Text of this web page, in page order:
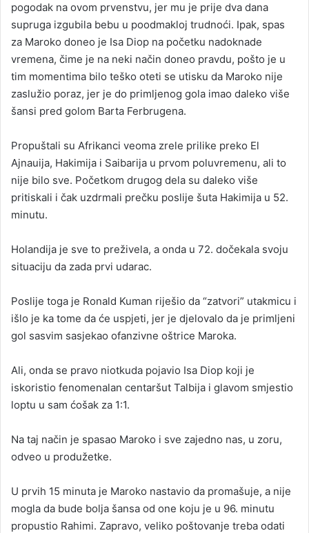
pogodak na ovom prvenstvu, jer mu je prije dva dana
supruga izgubila bebu u poodmakloj trudnoći. Ipak, spas
za Maroko doneo je Isa Diop na početku nadoknade
vremena, čime je na neki način doneo pravdu, pošto je u
tim momentima bilo teško oteti se utisku da Maroko nije
zaslužio poraz, jer je do primljenog gola imao daleko više
šansi pred golom Barta Ferbrugena.
Propuštali su Afrikanci veoma zrele prilike preko El
Ajnauija, Hakimija i Saibarija u prvom poluvremenu, ali to
nije bilo sve. Početkom drugog dela su daleko više
pritiskali i čak uzdrmali prečku poslije šuta Hakimija u 52.
minutu.
Holandija je sve to preživela, a onda u 72. dočekala svoju
situaciju da zada prvi udarac.
Poslije toga je Ronald Kuman riješio da “zatvori” utakmicu i
išlo je ka tome da će uspjeti, jer je djelovalo da je primljeni
gol sasvim sasjekao ofanzivne oštrice Maroka.
Ali, onda se pravo niotkuda pojavio Isa Diop koji je
iskoristio fenomenalan centaršut Talbija i glavom smjestio
loptu u sam ćošak za 1:1.
Na taj način je spasao Maroko i sve zajedno nas, u zoru,
odveo u produžetke.
U prvih 15 minuta je Maroko nastavio da promašuje, a nije
mogla da bude bolja šansa od one koju je u 96. minutu
propustio Rahimi. Zapravo, veliko poštovanje treba odati